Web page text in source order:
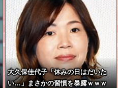
大久保佳代子「休みの日はだいた
い…」まさかの習慣を暴露ｗｗｗ